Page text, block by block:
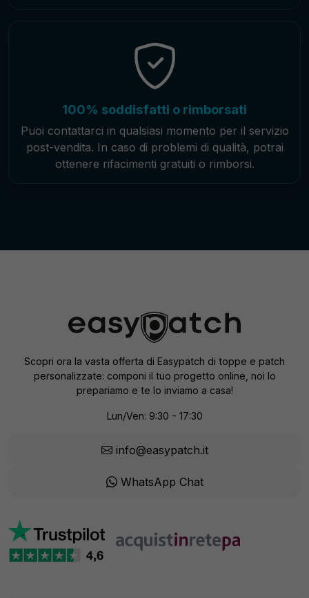
100% soddisfatti o rimborsati
Puoi contattarci in qualsiasi momento per il servizio
post-vendita. In caso di problemi di qualità, potrai
ottenere rifacimenti gratuiti o rimborsi.
Scopri ora la vasta offerta di Easypatch di toppe e patch
personalizzate: componi il tuo progetto online, noi lo
prepariamo e te lo inviamo a casa!
Lun/Ven: 9:30 - 17:30
info@easypatch.it
WhatsApp Chat